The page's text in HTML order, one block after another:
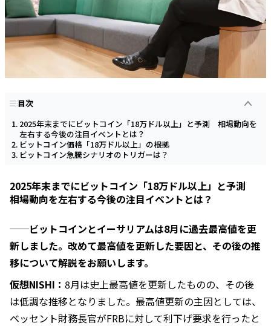
目次
2025年末までにビットコイン「18万ドル以上」と予測 相場動向を
左右する今後の注目イベントとは？
ビットコイン価格「18万ドル以上」の根拠
ビットコイン急騰シナリオのトリガーは？
2025年末までにビットコイン「18万ドル以上」と予測
相場動向を左右する今後の注目イベントとは？
──ビットコインとイーサリアムは8月に過去最高値を更
新しました。改めて最高値を更新した要因と、その後の推
移について解説をお願いします。
仮想NISHI： 8月は史上最高値を更新したものの、その後
は低調な推移となりました。最高値更新の主因としては、
ベッセント財務長官がFRBに対して利下げ要求を行ったと